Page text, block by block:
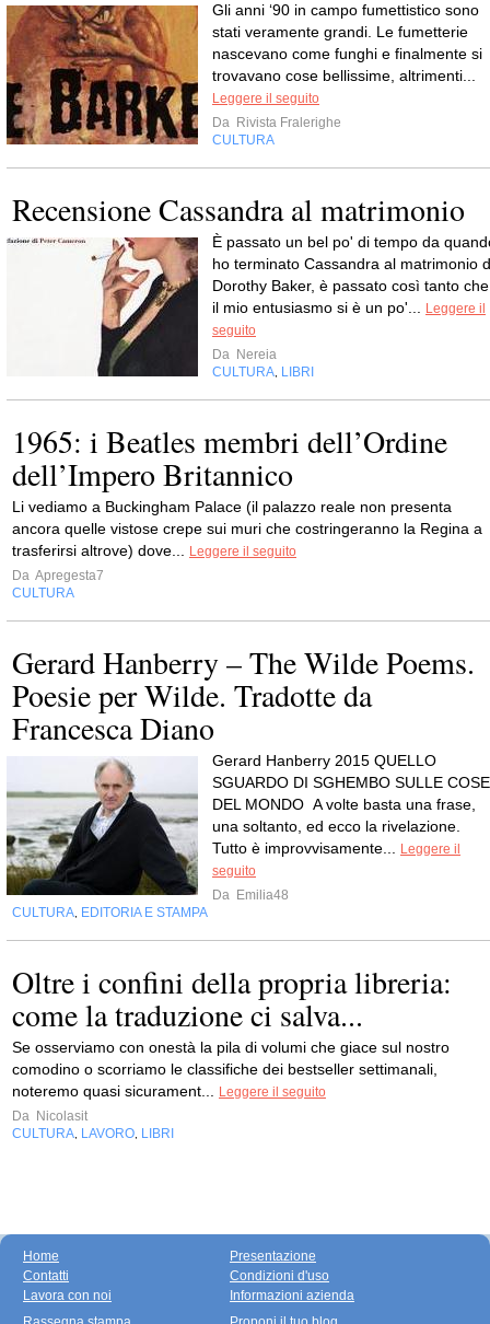
Gli anni ‘90 in campo fumettistico sono
stati veramente grandi. Le fumetterie
nascevano come funghi e finalmente si
trovavano cose bellissime, altrimenti...
Leggere il seguito
Da Rivista Fralerighe
CULTURA
Recensione Cassandra al matrimonio
È passato un bel po' di tempo da
ho terminato Cassandra al matrimonio
Dorothy Baker, è passato così tanto che
il mio entusiasmo si è un po'...
Leggere il
seguito
Da Nereia
CULTURA LIBRI
1965: i Beatles membri dell’Ordine
dell’Impero Britannico
Li vediamo a Buckingham Palace (il palazzo reale non presenta
ancora quelle vistose crepe sui muri che costringeranno la Regina a
trasferirsi altrove) dove...
Leggere il seguito
Da Apregesta7
CULTURA
Gerard Hanberry – The Wilde Poems.
Poesie per Wilde. Tradotte da
Francesca Diano
Gerard Hanberry 2015 QUELLO
SGUARDO DI SGHEMBO SULLE COSE
DEL MONDO A volte basta una frase,
una soltanto, ed ecco la rivelazione.
Tutto è improvvisamente...
Leggere il
seguito
Da Emilia48
CULTURA EDITORIA E STAMPA
Oltre i confini della propria libreria:
come la traduzione ci salva...
Se osserviamo con onestà la pila di volumi che giace sul nostro
comodino o scorriamo le classifiche dei bestseller settimanali,
noteremo quasi sicurament...
Leggere il seguito
Da Nicolasit
CULTURA LAVORO LIBRI
Home
Contatti
Lavora con noi
Presentazione
Condizioni d'uso
Informazioni azienda